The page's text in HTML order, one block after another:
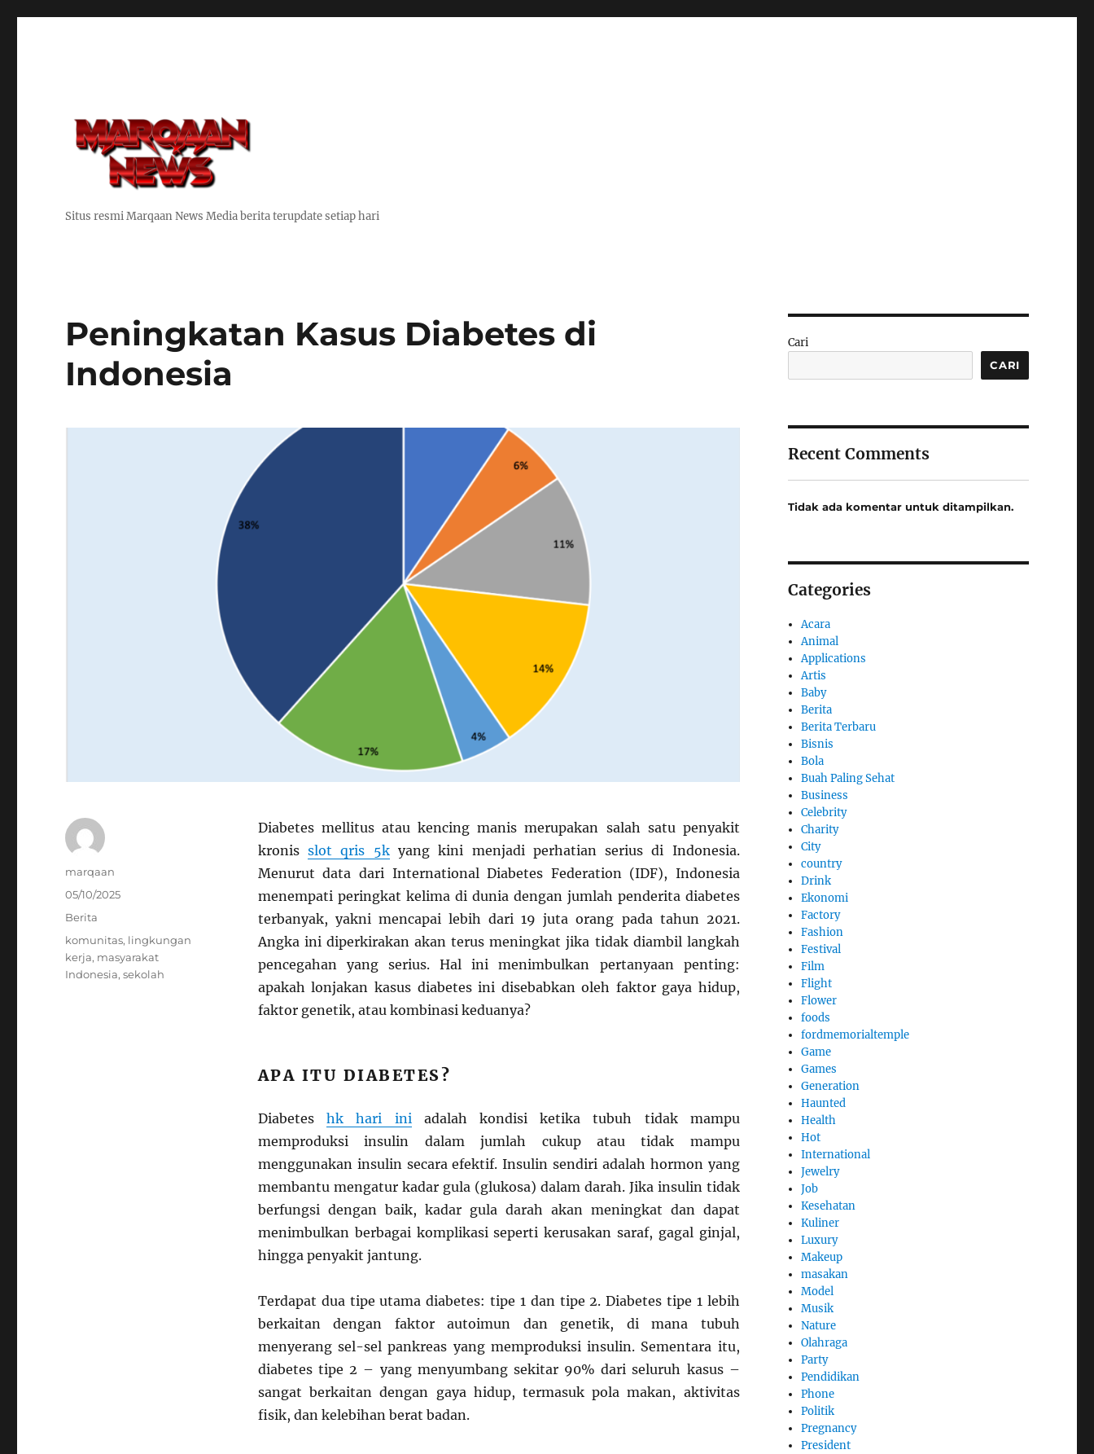
Situs resmi Marqaan News Media berita terupdate setiap hari
Peningkatan Kasus Diabetes di
Indonesia
Diabetes mellitus atau kencing manis merupakan salah satu penyakit
kronisslot qris 5kyang kini menjadi perhatian serius di Indonesia.
Menurut data dari International Diabetes Federation (IDF), Indonesia
menempati peringkat kelima di dunia dengan jumlah penderita diabetes
terbanyak, yakni mencapai lebih dari 19 juta orang pada tahun 2021.
Angka ini diperkirakan akan terus meningkat jika tidak diambil langkah
pencegahan yang serius. Hal ini menimbulkan pertanyaan penting:
apakah lonjakan kasus diabetes ini disebabkan oleh faktor gaya hidup,
faktor genetik, atau kombinasi keduanya?
APA ITU DIABETES?
Diabeteshk hari ini adalah kondisi ketika tubuh tidak mampu
memproduksi insulin dalam jumlah cukup atau tidak mampu
menggunakan insulin secara efektif. Insulin sendiri adalah hormon yang
membantu mengatur kadar gula (glukosa) dalam darah. Jika insulin tidak
berfungsi dengan baik, kadar gula darah akan meningkat dan dapat
menimbulkan berbagai komplikasi seperti kerusakan saraf, gagal ginjal,
hingga penyakit jantung.
Terdapat dua tipe utama diabetes: tipe 1 dan tipe 2. Diabetes tipe 1 lebih
berkaitan dengan faktor autoimun dan genetik, di mana tubuh
menyerang sel-sel pankreas yang memproduksi insulin. Sementara itu,
diabetes tipe 2 – yang menyumbang sekitar 90% dari seluruh kasus –
sangat berkaitan dengan gaya hidup, termasuk pola makan, aktivitas
fisik, dan kelebihan berat badan.
Author
marqaan
Posted
05/10/2025
Categories
Berita
Tags
komunitas, lingkungan
kerja, masyarakat
Indonesia,sekolah
Cari
CARI
Recent Comments
Tidak ada komentar untuk ditampilkan.
Categories
Acara
Animal
Applications
Artis
Baby
Berita
Berita Terbaru
Bisnis
Bola
Buah Paling Sehat
Business
Celebrity
Charity
City
country
Drink
Ekonomi
Factory
Fashion
Festival
Film
Flight
Flower
foods
fordmemorialtemple
Game
Games
Generation
Haunted
Health
Hot
International
Jewelry
Job
Kesehatan
Kuliner
Luxury
Makeup
masakan
Model
Musik
Nature
Olahraga
Party
Pendidikan
Phone
Politik
Pregnancy
President